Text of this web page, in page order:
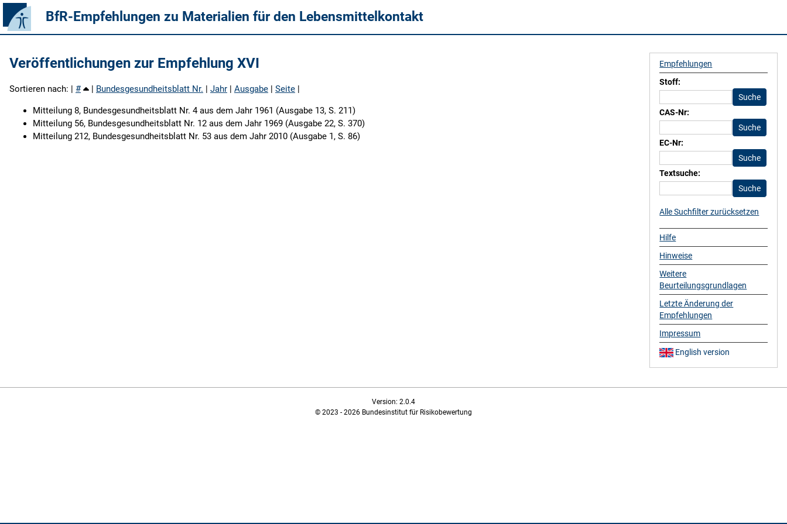
BfR-Empfehlungen zu Materialien für den Lebensmittelkontakt
Veröffentlichungen zur Empfehlung XVI
Sortieren nach: | # | Bundesgesundheitsblatt Nr. | Jahr | Ausgabe | Seite |
Mitteilung 8, Bundesgesundheitsblatt Nr. 4 aus dem Jahr 1961 (Ausgabe 13, S. 211)
Mitteilung 56, Bundesgesundheitsblatt Nr. 12 aus dem Jahr 1969 (Ausgabe 22, S. 370)
Mitteilung 212, Bundesgesundheitsblatt Nr. 53 aus dem Jahr 2010 (Ausgabe 1, S. 86)
Empfehlungen
Stoff:
CAS-Nr:
EC-Nr:
Textsuche:
Alle Suchfilter zurücksetzen
Hilfe
Hinweise
Weitere
Beurteilungsgrundlagen
Letzte Änderung der
Empfehlungen
Impressum
English version
Version: 2.0.4
© 2023 - 2026 Bundesinstitut für Risikobewertung